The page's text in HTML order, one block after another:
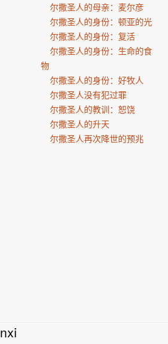
尔撒圣人的母亲：麦尔彦
尔撒圣人的身份：顿亚的光
尔撒圣人的身份：复活
尔撒圣人的身份：生命的食
物
尔撒圣人的身份：好牧人
尔撒圣人没有犯过罪
尔撒圣人的教训：恕饶
尔撒圣人的升天
尔撒圣人再次降世的预兆